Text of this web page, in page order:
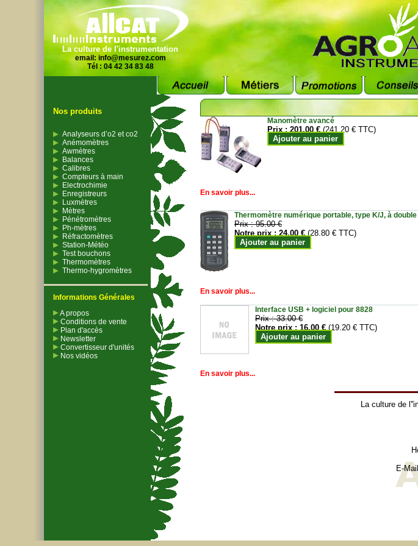
La culture de l'instrumentation
email: info@mesurez.com
Tél : 04 42 34 83 48
Nos produits
Analyseurs d’o2 et co2
Anémomètres
Awmètres
Balances
Calibres
Compteurs à main
Electrochimie
Enregistreurs
Luxmètres
Mètres
Pénétromètres
Ph-mètres
Réfractomètres
Station-Météo
Test bouchons
Thermomètres
Thermo-hygromètres
Informations Générales
A propos
Conditions de vente
Plan d'accès
Newsletter
Convertisseur d'unités
Nos vidéos
Manomètre avancé
Prix :201.00 € (241.20 € TTC)
Ajouter au panier
En savoir plus...
Thermomètre numérique portable, type K/J, à
Prix :95.00 €
Notre prix :24.00 € (28.80 € TTC)
Ajouter au panier
En savoir plus...
Interface USB + logiciel pour 8828
Prix :33.00 €
Notre prix :16.00 € (19.20 € TTC)
Ajouter au panier
En savoir plus...
La culture de
E-